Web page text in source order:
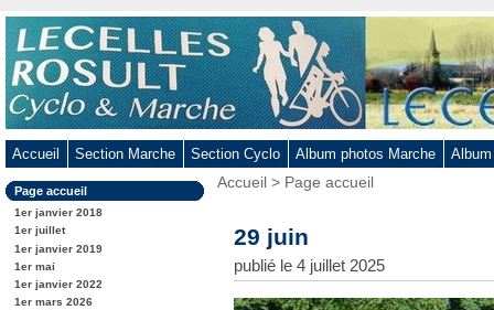
Aller
au
contenu
-
Aller
menu
principal
-
Aller
à
la
recherche
Accueil Section Marche Section Cyclo Album photos Marche
Dans
la
rubrique
:
Page accueil
1er janvier 2018
1er juillet
1er janvier 2019
1er mai
1er janvier 2022
1er mars 2026
Vous
Accueil > Page accueil
29 juin
publié le 4 juillet 2025